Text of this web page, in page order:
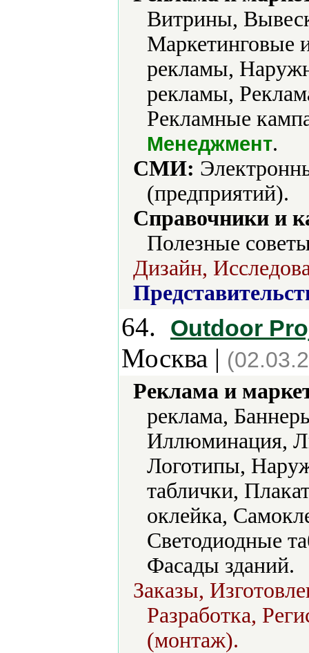
Витрины,
Маркетинговые
рекламы,
рекламы,
Рекламные
Менеджмент.
СМИ:
(предприятий).
Справочники и
Полезные
Дизайн,
64. Outdoor
Москва |
Реклама и
реклама,
Иллюминация,
Логотипы,
таблички,
оклейка,
Светодиодные
Фасады зданий.
Заказы,
Разработка,
(монтаж).